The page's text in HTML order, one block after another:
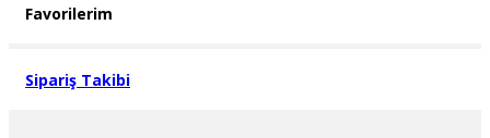
Favorilerim
Sipariş Takibi